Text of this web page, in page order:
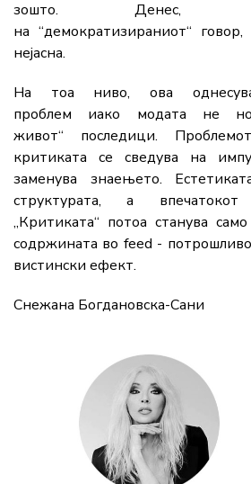
зошто. Денес,
на “демократизираниот“
нејасна.
На тоа ниво, ова
проблем иако модата не
живот“ последици.
критиката се сведува на
заменува знаењето.
структурата, а
„Критиката“ потоа станува
содржината во feed -
вистински ефект.
Снежана Богдановска-Сани